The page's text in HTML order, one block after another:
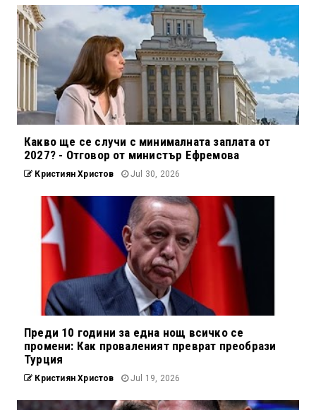
Какво ще се случи с минималната заплата от
2027? - Отговор от министър Ефремова
Кристиян Христов Jul 30, 2026
Преди 10 години за една нощ всичко се
промени: Как проваленият преврат преобрази
Турция
Кристиян Христов Jul 19, 2026